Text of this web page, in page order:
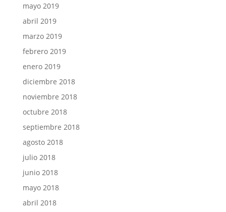
mayo 2019
abril 2019
marzo 2019
febrero 2019
enero 2019
diciembre 2018
noviembre 2018
octubre 2018
septiembre 2018
agosto 2018
julio 2018
junio 2018
mayo 2018
abril 2018